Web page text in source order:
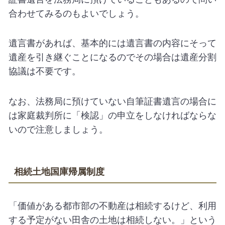
合わせてみるのもよいでしょう。
遺言書があれば、基本的には遺言書の内容にそって
遺産を引き継ぐことになるのでその場合は遺産分割
協議は不要です。
なお、法務局に預けていない自筆証書遺言の場合に
は家庭裁判所に「検認」の申立をしなければならな
いので注意しましょう。
相続土地国庫帰属制度
「価値がある都市部の不動産は相続するけど、利用
する予定がない田舎の土地は相続しない。」という